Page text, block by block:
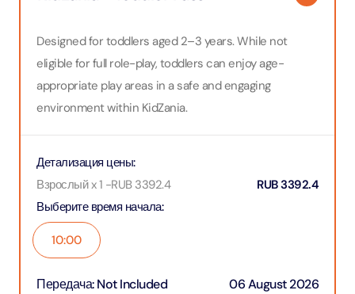
Designed for toddlers aged 2–3 years. While not
eligible for full role-play, toddlers can enjoy age-
appropriate play areas in a safe and engaging
environment within KidZania.
Выберите время начала:
10:00
Детализация цены:
Взрослый x 1 -RUB 3392.4 RUB3392.4
Передача:Not Included 06 August 2026